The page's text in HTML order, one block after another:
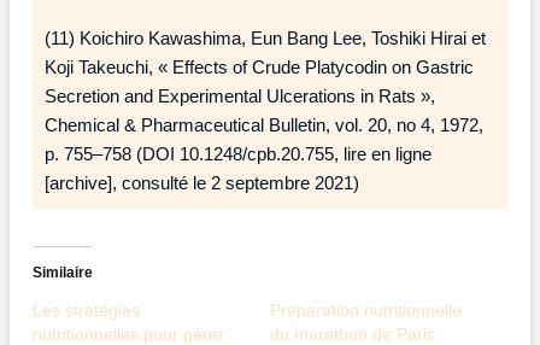
(11) Koichiro Kawashima, Eun Bang Lee, Toshiki Hirai et
Koji Takeuchi, « Effects of Crude Platycodin on Gastric
Secretion and Experimental Ulcerations in Rats »,
Chemical & Pharmaceutical Bulletin, vol. 20, no 4,‎ 1972,
p. 755–758 (DOI 10.1248/cpb.20.755, lire en ligne
[archive], consulté le 2 septembre 2021)
Similaire
Les stratégies
nutritionnelles pour gérer
Préparation nutritionnelle
du marathon de Paris